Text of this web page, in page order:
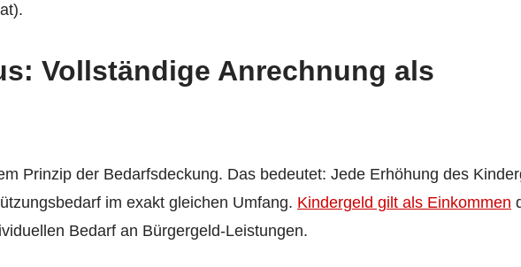
Vollständige Anrechnung als
Prinzip der Bedarfsdeckung. Das bedeutet: Jede Erhöhung des
im exakt gleichen Umfang. Kindergeld gilt als Einkommen
Bedarf an Bürgergeld-Leistungen.